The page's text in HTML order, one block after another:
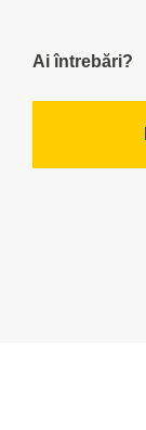
Ai întrebări?